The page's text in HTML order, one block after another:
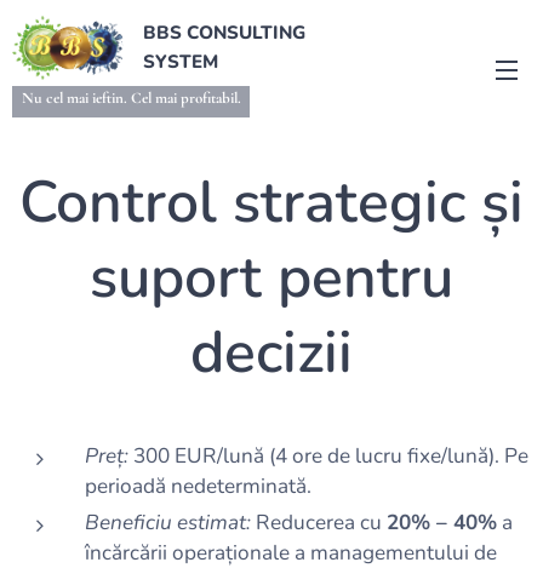
BBS CONSULTING
SYSTEM
Nu cel mai ieftin. Cel mai profitabil.
Control strategic și
suport pentru
decizii
Preț: 300 EUR/lună (4 ore de lucru fixe/lună). Pe
perioadă nedeterminată.
Beneficiu estimat: Reducerea cu 20% – 40% a
încărcării operaționale a managementului de